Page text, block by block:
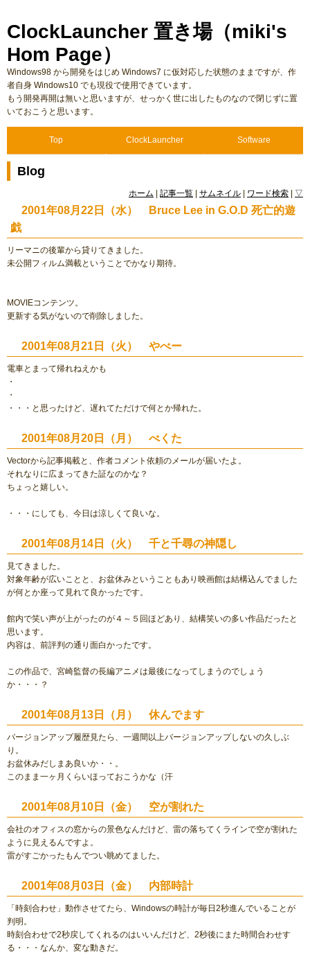
ClockLauncher 置き場（miki's
Hom Page）
Windows98 から開発をはじめ Windows7 に仮対応した状態のままですが、作
者自身 Windows10 でも現役で使用できています。
もう開発再開は無いと思いますが、せっかく世に出したものなので閉じずに置
いておこうと思います。
Top ClockLauncher Software
Blog
ホーム 記事一覧 サムネイル ワード検索 ▽
2001年08月22日（水） Bruce Lee in G.O.D 死亡的遊
戯
リーマニの後輩から貸りてきました。
未公開フィルム満載ということでかなり期待。
MOVIEコンテンツ。
更新する気がないので削除しました。
2001年08月21日（火） やべー
電車とまって帰れねえかも
・
・
・・・と思ったけど、遅れてただけで何とか帰れた。
2001年08月20日（月） べくた
Vectorから記事掲載と、作者コメント依頼のメールが届いたよ。
それなりに広まってきた証なのかな？
ちょっと嬉しい。
・・・にしても、今日は涼しくて良いな。
2001年08月14日（火） 千と千尋の神隠し
見てきました。
対象年齢が広いことと、お盆休みということもあり映画館は結構込んでました
が何とか座って見れて良かったです。
館内で笑い声が上がったのが４～５回ほどあり、結構笑いの多い作品だったと
思います。
内容は、前評判の通り面白かったです。
この作品で、宮崎監督の長編アニメは最後になってしまうのでしょう
か・・・？
2001年08月13日（月） 休んでます
バージョンアップ履歴見たら、一週間以上バージョンアップしないの久しぶ
り。
お盆休みだしまあ良いか・・。
このまま一ヶ月くらいほっておこうかな（汗
2001年08月10日（金） 空が割れた
会社のオフィスの窓からの景色なんだけど、雷の落ちてくラインで空が割れた
ように見えるんですよ。
雷がすごかったもんでつい眺めてました。
2001年08月03日（金） 内部時計
「時刻合わせ」動作させてたら、Windowsの時計が毎日2秒進んでいることが
判明。
時刻合わせで2秒戻してくれるのはいいんだけど、2秒後にまた時間合わせす
る・・・なんか、変な動きだ。